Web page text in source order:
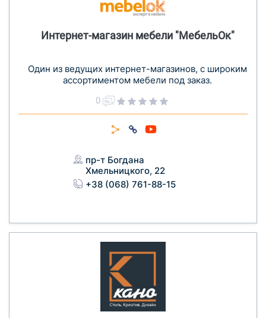
Интернет-магазин мебели "МебельОк"
Один из ведущих интернет-магазинов, с широким
ассортиментом мебели под заказ.
0
пр-т Богдана
Хмельницкого, 22
+38 (068) 761-88-15